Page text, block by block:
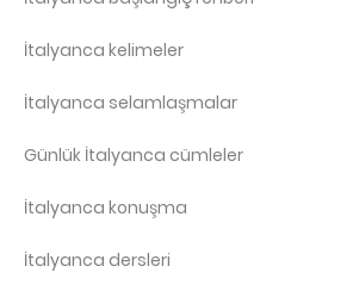
İtalyanca kelimeler
İtalyanca selamlaşmalar
Günlük İtalyanca cümleler
İtalyanca konuşma
İtalyanca dersleri